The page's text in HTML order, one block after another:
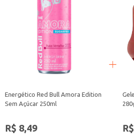
Energético Red Bull Amora Edition
Sem Açúcar 250ml
R$ 8,49